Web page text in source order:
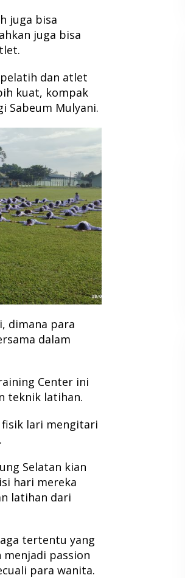
juga bisa
juga bisa
dan atlet
kuat, kompak
Sabeum Mulyani.
dimana para
dalam
Center ini
teknik latihan.
lari mengitari
Selatan kian
hari mereka
latihan dari
tertentu yang
passion
para wanita.